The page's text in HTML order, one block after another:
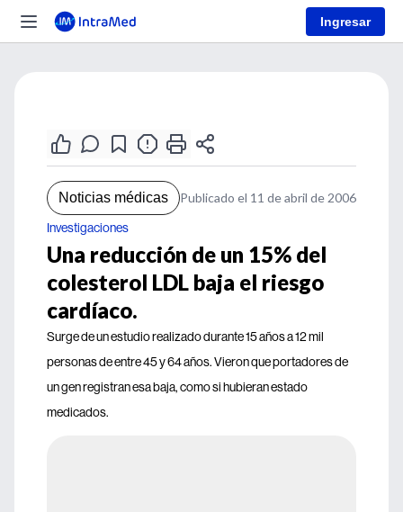
Ingresar
Noticias médicas Publicado el 11 de abril de 2006
Investigaciones
Una reducción de un 15% del
colesterol LDL baja el riesgo
cardíaco.
Surge de un estudio realizado durante 15 años a 12 mil
personas de entre 45 y 64 años. Vieron que portadores de
un gen registran esa baja, como si hubieran estado
medicados.